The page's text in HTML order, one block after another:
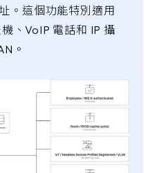
。這個功能特別適用
、VoIP 電話和 IP 攝
。